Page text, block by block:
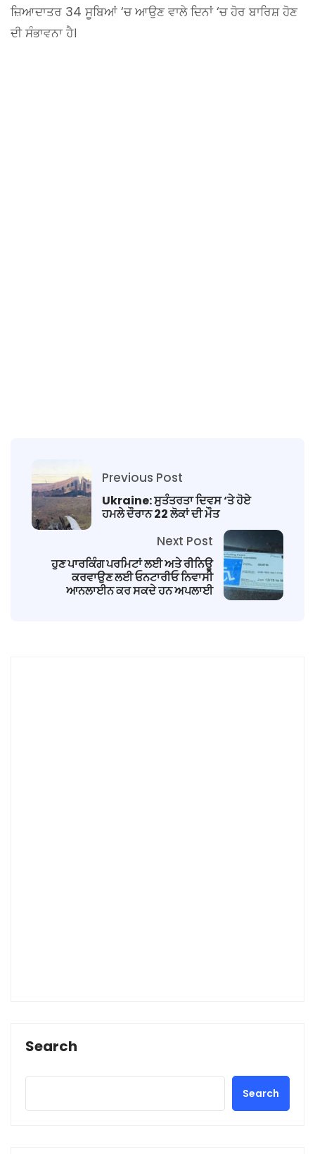
ਜ਼ਿਆਦਾਤਰ 34 ਸੂਬਿਆਂ ‘ਚ ਆਉਣ ਵਾਲੇ ਦਿਨਾਂ ‘ਚ ਹੋਰ ਬਾਰਿਸ਼ ਹੋਣ
ਦੀ ਸੰਭਾਵਨਾ ਹੈ।
Previous Post
Ukraine: ਸੁਤੰਤਰਤਾ ਦਿਵਸ ‘ਤੇ ਹੋਏ
ਹਮਲੇ ਦੌਰਾਨ 22 ਲੋਕਾਂ ਦੀ ਮੌਤ
Next Post
ਹੁਣ ਪਾਰਕਿੰਗ ਪਰਮਿਟਾਂ ਲਈ ਅਤੇ ਰੀਨਿਊ
ਕਰਵਾਉਣ ਲਈ ਓਨਟਾਰੀਓ ਨਿਵਾਸੀ
ਆਨਲਾਈਨ ਕਰ ਸਕਦੇ ਹਨ ਅਪਲਾਈ
Search
Search